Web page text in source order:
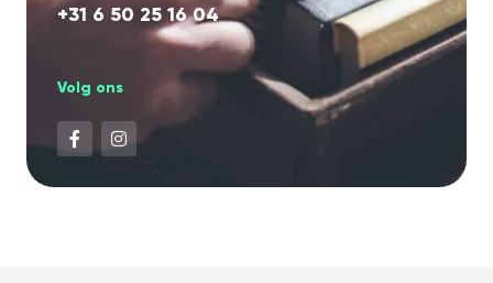
+31 6 50 25 16 04
Volg ons